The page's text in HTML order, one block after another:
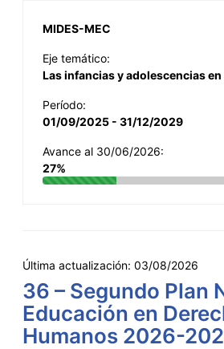
MIDES-MEC
Eje temático:
Las infancias y adolescencias en
Período:
01/09/2025 - 31/12/2029
Avance al 30/06/2026:
27%
Última actualización: 03/08/2026
36 – Segundo Plan
Educación en
Humanos 2026-